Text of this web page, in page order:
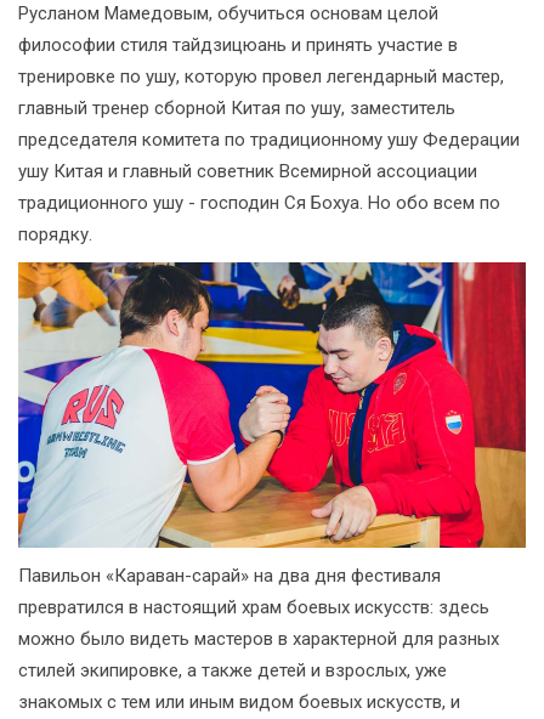
Русланом Мамедовым, обучиться основам целой
философии стиля тайдзицюань и принять участие в
тренировке по ушу, которую провел легендарный мастер,
главный тренер сборной Китая по ушу, заместитель
председателя комитета по традиционному ушу Федерации
ушу Китая и главный советник Всемирной ассоциации
традиционного ушу - господин Ся Бохуа. Но обо всем по
порядку.
Павильон «Караван-сарай» на два дня фестиваля
превратился в настоящий храм боевых искусств: здесь
можно было видеть мастеров в характерной для разных
стилей экипировке, а также детей и взрослых, уже
знакомых с тем или иным видом боевых искусств, и